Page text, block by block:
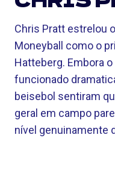
Chris Pratt estrelou
Moneyball como o
Hatteberg. Embora
funcionado
beisebol sentiram
geral em campo
nível genuinamente